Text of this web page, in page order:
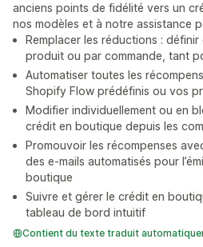
anciens points de fidélité vers un
nos modèles et à notre assistance
Remplacer les réductions :
produit ou par commande, tant
Automatiser toutes les
Shopify Flow prédéfinis ou vos
Modifier individuellement ou en
crédit en boutique depuis les
Promouvoir les récompenses
des e-mails automatisés pour
boutique
Suivre et gérer le crédit en
tableau de bord intuitif
Contient du texte traduit